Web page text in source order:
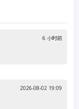
6 小时前
2026-08-02 19:09